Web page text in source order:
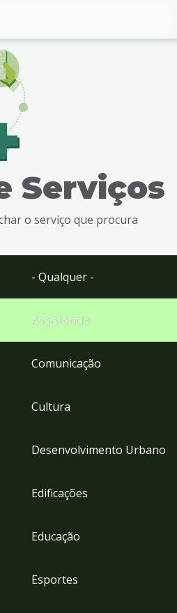
Serviços
o serviço que procura
- Qualquer -
Assistência
Comunicação
Cultura
Desenvolvimento Urbano
Edificações
Educação
Esportes